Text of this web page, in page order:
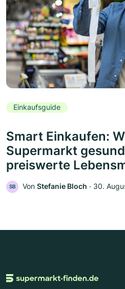
Einkaufsguide
Smart Einkaufen:
Supermarkt
preiswerte
SB Von Stefanie Bloch ‧ 30.